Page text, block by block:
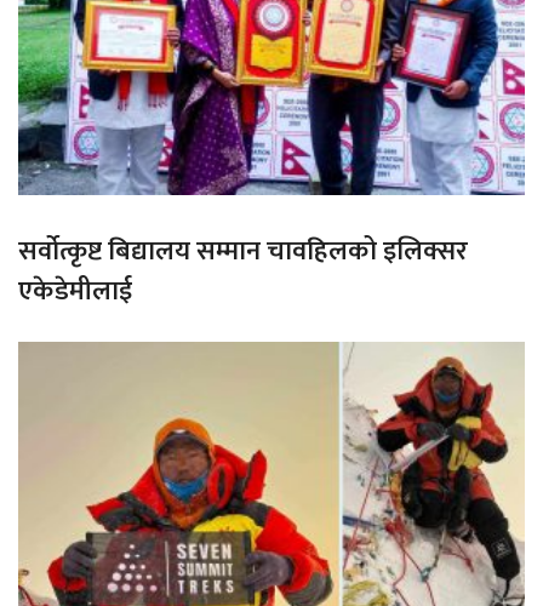
सर्वोत्कृष्ट बिद्यालय सम्मान चावहिलको इलिक्सर
एकेडेमीलाई